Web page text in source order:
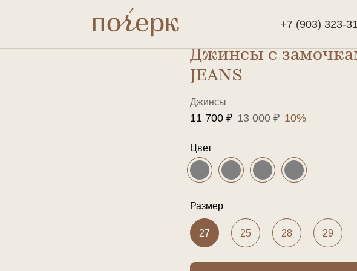
+7 (903) 323-
Джинсы с
JEANS
Джинсы
11 700 ₽ 13 000 ₽ 10%
Цвет
Размер
27 25 28 29